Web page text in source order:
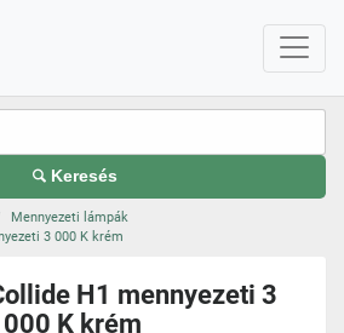
Keresés
Mennyezeti lámpák
3 000 K krém
H1 mennyezeti 3
000 K krém